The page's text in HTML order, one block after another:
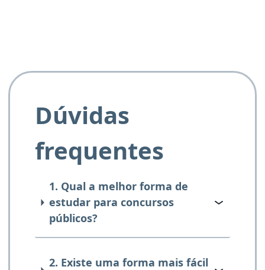
Dúvidas
frequentes
1. Qual a melhor forma de
estudar para concursos
públicos?
2. Existe uma forma mais fácil